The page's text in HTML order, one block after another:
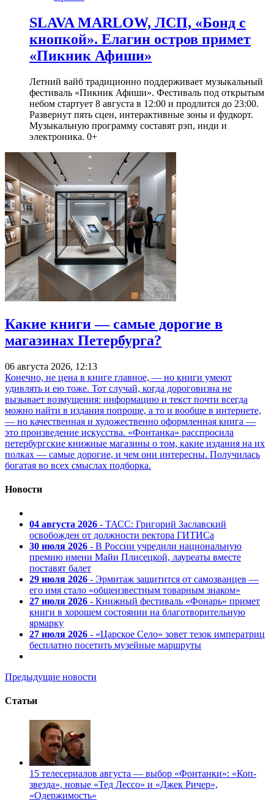
SLAVA MARLOW, ЛСП, «Бонд с
кнопкой». Елагин остров примет
«Пикник Афиши»
Летний вайб традиционно поддерживает музыкальный
фестиваль «Пикник Афиши». Фестиваль под открытым
небом стартует 8 августа в 12:00 и продлится до 23:00.
Развернут пять сцен, интерактивные зоны и фудкорт.
Музыкальную программу составят рэп, инди и
электроника. 0+
Какие книги — самые дорогие в
магазинах Петербурга?
06 августа 2026, 12:13
Конечно, не цена в книге главное, — но книги умеют
удивлять и ею тоже. Тот случай, когда дороговизна не
вызывает возмущения: информацию и текст почти всегда
можно найти в издания попроще, а то и вообще в интернете,
— но качественная и художественно оформленная книга —
это произведение искусства. «Фонтанка» расспросила
петербургские книжные магазины о том, какие издания на их
полках — самые дорогие, и чем они интересны. Получилась
богатая во всех смыслах подборка.
Новости
04 августа 2026 - ТАСС: Григорий Заславский
освобожден от должности ректора ГИТИСа
30 июля 2026 - В России учредили национальную
премию имени Майи Плисецкой, лауреаты вместе
поставят балет
29 июля 2026 - Эрмитаж защитится от самозванцев —
его имя стало «общеизвестным товарным знаком»
27 июля 2026 - Книжный фестиваль «Фонарь» примет
книги в хорошем состоянии на благотворительную
ярмарку
27 июля 2026 - «Царское Село» зовет тезок императриц
бесплатно посетить музейные маршруты
Предыдущие новости
Статьи
15 телесериалов августа — выбор «Фонтанки»: «Коп-
звезда», новые «Тед Лессо» и «Джек Ричер»,
«Одержимость»